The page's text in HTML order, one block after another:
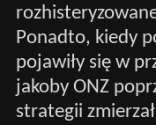
Ponadto, kiedy
pojawiły się w
jakoby ONZ
strategii